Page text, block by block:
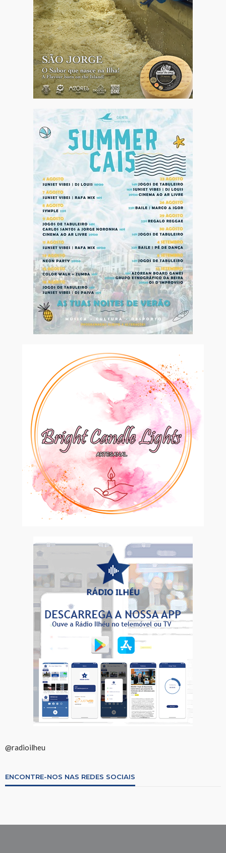
@radioilheu
ENCONTRE-NOS NAS REDES SOCIAIS